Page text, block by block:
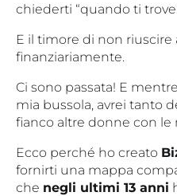
chiederti “quando ti
E il timore di non riuscire
finanziariamente.
Ci sono passata! E
mia bussola, avrei tanto
fianco altre donne con le
Ecco perché ho creato
fornirti una mappa
che negli ultimi 13 anni